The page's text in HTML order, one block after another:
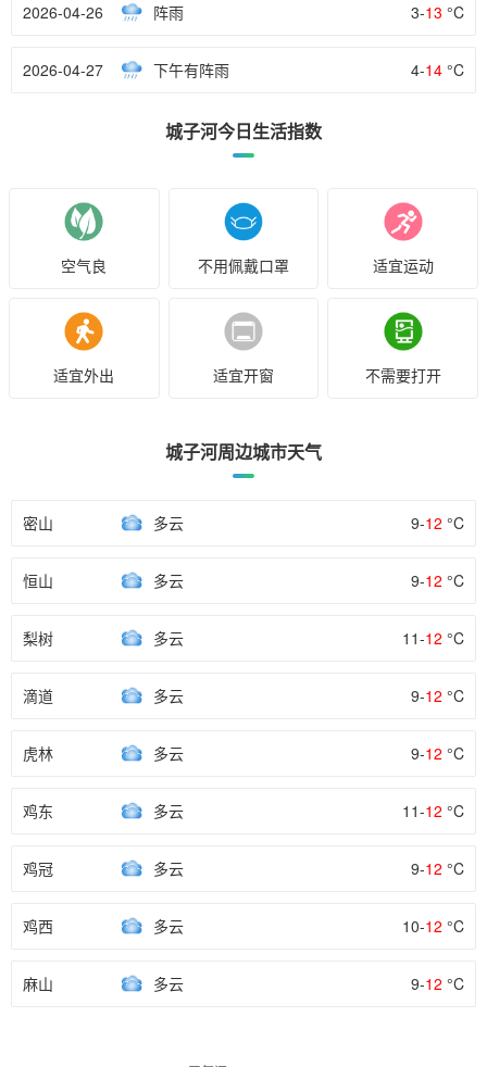
2026-04-26 阵雨 3-13 °C
2026-04-27 下午有阵雨 4-14 °C
城子河今日生活指数
空气良 不用佩戴口罩 适宜运动
适宜外出 适宜开窗 不需要打开
城子河周边城市天气
密山 多云 9-12 °C
恒山 多云 9-12 °C
梨树 多云 11-12 °C
滴道 多云 9-12 °C
虎林 多云 9-12 °C
鸡东 多云 11-12 °C
鸡冠 多云 9-12 °C
鸡西 多云 10-12 °C
麻山 多云 9-12 °C